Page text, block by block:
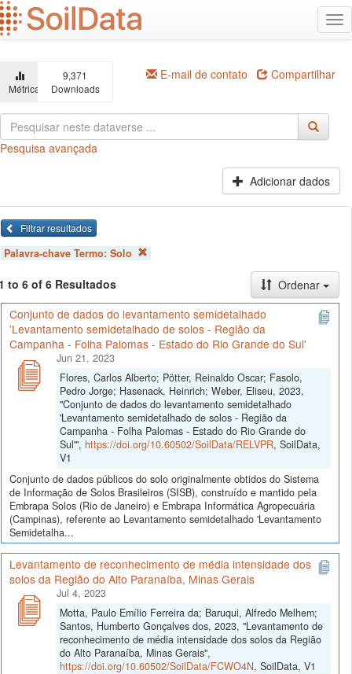
Ir
para
o
principal
Métricas
9,371
Downloads
E-mail de contato Compartilhar
Pesquisa avançada
Adicionar dados
Filtrar resultados
Palavra-chave Termo: Solo
to 6 of 6 Resultados
Ordenar
Conjunto de dados do levantamento semidetalhado
'Levantamento semidetalhado de solos - Região da
Campanha - Folha Palomas - Estado do Rio Grande do Sul'
Jun 21, 2023
Flores, Carlos Alberto; Pötter, Reinaldo Oscar; Fasolo,
Pedro Jorge; Hasenack, Heinrich; Weber, Eliseu, 2023,
"Conjunto de dados do levantamento semidetalhado
'Levantamento semidetalhado de solos - Região da
Campanha - Folha Palomas - Estado do Rio Grande do
Sul'", https://doi.org/10.60502/SoilData/RELVPR, SoilData,
V1
Conjunto de dados públicos do solo originalmente obtidos do Sistema
de Informação de Solos Brasileiros (SISB), construído e mantido pela
Embrapa Solos (Rio de Janeiro) e Embrapa Informática Agropecuária
(Campinas), referente ao Levantamento semidetalhado 'Levantamento
Semidetalha...
Levantamento de reconhecimento de média intensidade dos
solos da Região do Alto Paranaíba, Minas Gerais
Jul 4, 2023
Motta, Paulo Emílio Ferreira da; Baruqui, Alfredo Melhem;
Santos, Humberto Gonçalves dos, 2023, "Levantamento de
reconhecimento de média intensidade dos solos da Região
do Alto Paranaíba, Minas Gerais",
https://doi.org/10.60502/SoilData/FCWO4N, SoilData, V1